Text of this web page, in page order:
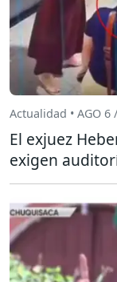
Actualidad • AGO 6
El exjuez
exigen